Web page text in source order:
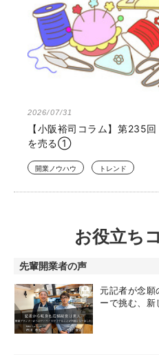
2026/07/31
【小阪裕司コラム】第235
を売る①
開業ノウハウ トレンド
お役立ち
先輩開業者の声
元記者が念願
ーで挑む、